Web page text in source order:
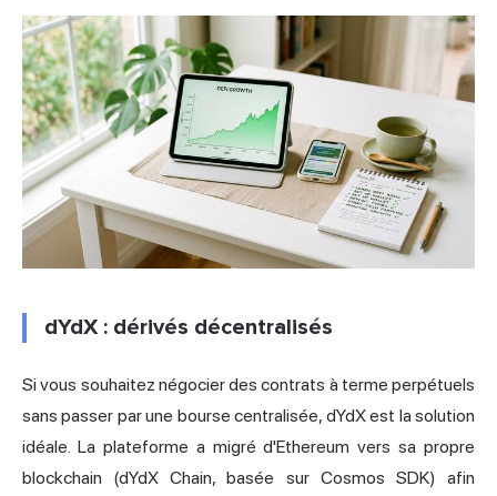
dYdX : dérivés décentralisés
Si vous souhaitez négocier des contrats à terme perpétuels
sans passer par une bourse centralisée, dYdX est la solution
idéale. La plateforme a migré d'Ethereum vers sa propre
blockchain (dYdX Chain, basée sur Cosmos SDK) afin